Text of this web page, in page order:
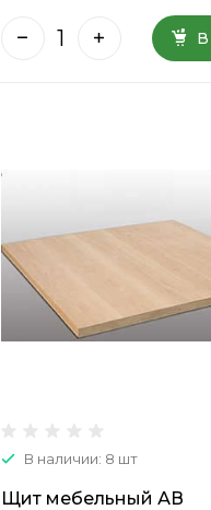
В наличии: 8 шт
Щит мебельный АВ